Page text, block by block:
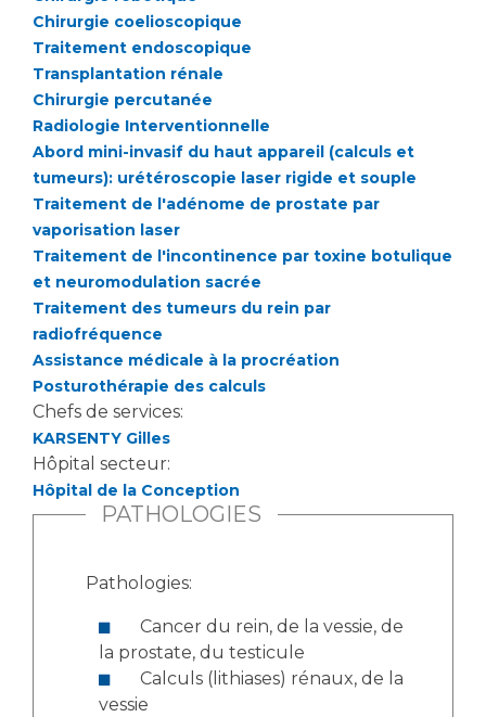
Chirurgie coelioscopique
Traitement endoscopique
Transplantation rénale
Chirurgie percutanée
Radiologie Interventionnelle
Abord mini-invasif du haut appareil (calculs et
tumeurs): urétéroscopie laser rigide et souple
Traitement de l'adénome de prostate par
vaporisation laser
Traitement de l'incontinence par toxine botulique
et neuromodulation sacrée
Traitement des tumeurs du rein par
radiofréquence
Assistance médicale à la procréation
Posturothérapie des calculs
Chefs de services:
KARSENTY Gilles
Hôpital secteur:
Hôpital de la Conception
PATHOLOGIES
Pathologies:
la prostate, du testicule
vessie